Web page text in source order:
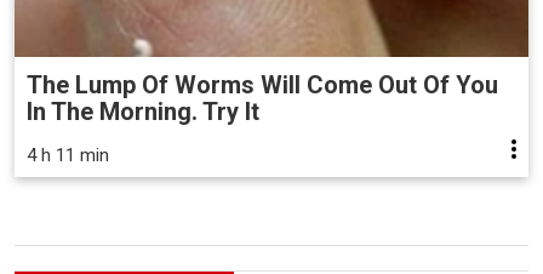
The Lump Of Worms Will Come Out Of You
In The Morning. Try It
4 h 11 min